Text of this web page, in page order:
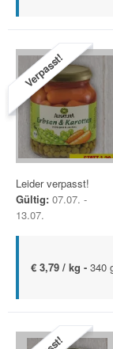
Verpasst!
Leider verpasst!
Gültig: 07.07. -
13.07.
€ 3,79 / kg - 340